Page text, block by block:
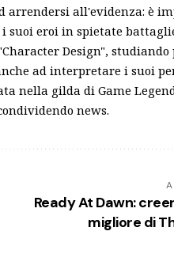
all'evidenza: è
suoi eroi in spietate
Design", studiando
ad interpretare i suoi
nella gilda di Game
news.
Ready At Dawn:
migliore di